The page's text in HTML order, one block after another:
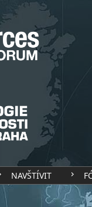
NAVŠTÍVIT